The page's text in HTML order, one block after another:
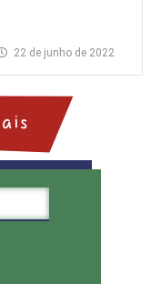
22 de junho de 2022